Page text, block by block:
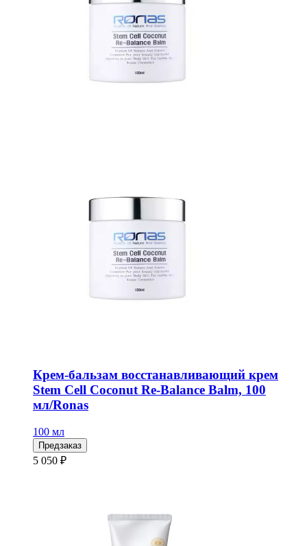
Крем-бальзам восстанавливающий крем
Stem Cell Coconut Re-Balance Balm, 100
мл/Ronas
100 мл
Предзаказ
5 050 ₽